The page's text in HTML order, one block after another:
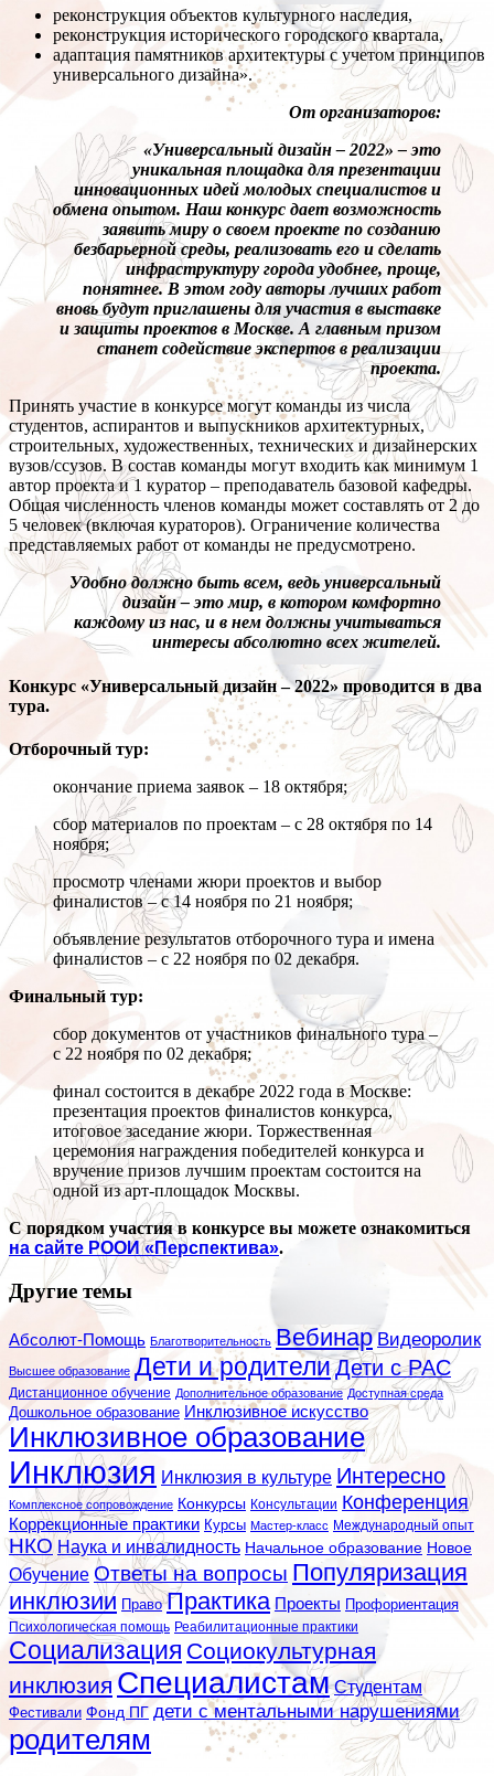
реконструкция объектов культурного наследия,
реконструкция исторического городского квартала,
адаптация памятников архитектуры с учетом принципов
универсального дизайна».
От организаторов:
«Универсальный дизайн – 2022» – это
уникальная площадка для презентации
инновационных идей молодых специалистов и
обмена опытом. Наш конкурс дает возможность
заявить миру о своем проекте по созданию
безбарьерной среды, реализовать его и сделать
инфраструктуру города удобнее, проще,
понятнее. В этом году авторы лучших работ
вновь будут приглашены для участия в выставке
и защиты проектов в Москве. А главным призом
станет содействие экспертов в реализации
проекта.
Принять участие в конкурсе могут команды из числа
студентов, аспирантов и выпускников архитектурных,
строительных, художественных, технических и дизайнерских
вузов/ссузов. В состав команды могут входить как минимум 1
автор проекта и 1 куратор – преподаватель базовой кафедры.
Общая численность членов команды может составлять от 2 до
5 человек (включая кураторов). Ограничение количества
представляемых работ от команды не предусмотрено.
Удобно должно быть всем, ведь универсальный
дизайн – это мир, в котором комфортно
каждому из нас, и в нем должны учитываться
интересы абсолютно всех жителей.
Конкурс «Универсальный дизайн – 2022» проводится в два
тура.
Отборочный тур:
окончание приема заявок – 18 октября;
сбор материалов по проектам – с 28 октября по 14
ноября;
просмотр членами жюри проектов и выбор
финалистов – с 14 ноября по 21 ноября;
объявление результатов отборочного тура и имена
финалистов – с 22 ноября по 02 декабря.
Финальный тур:
сбор документов от участников финального тура –
с 22 ноября по 02 декабря;
финал состоится в декабре 2022 года в Москве:
презентация проектов финалистов конкурса,
итоговое заседание жюри. Торжественная
церемония награждения победителей конкурса и
вручение призов лучшим проектам состоится на
одной из арт-площадок Москвы.
С порядком участия в конкурсе вы можете ознакомиться
на сайте РООИ «Перспектива».
Другие темы
Абсолют-Помощь Благотворительность Вебинар Видеоролик
Высшее образование Дети и родителиДети с РАС
Дистанционное обучение Дополнительное образование Доступная среда
Дошкольное образование Инклюзивное искусство
Инклюзивное образование
Инклюзия Инклюзия в культуре Интересно
Комплексное сопровождение Конкурсы Консультации Конференция
Коррекционные практики Курсы Мастер-класс Международный опыт
НКО Наука и инвалидность Начальное образование Новое
Обучение Ответы на вопросы Популяризация
инклюзии
Право Практика Проекты Профориентация
Психологическая помощь Реабилитационные практики
Социализация Социокультурная
инклюзия Специалистам Студентам
Фестивали Фонд ПГ дети с ментальными нарушениями
родителям